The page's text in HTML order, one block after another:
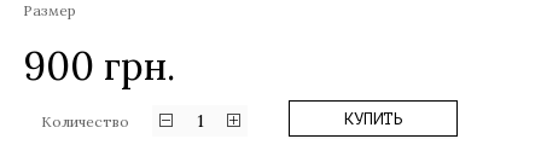
Размер
900 грн.
Количество 1 КУПИТЬ